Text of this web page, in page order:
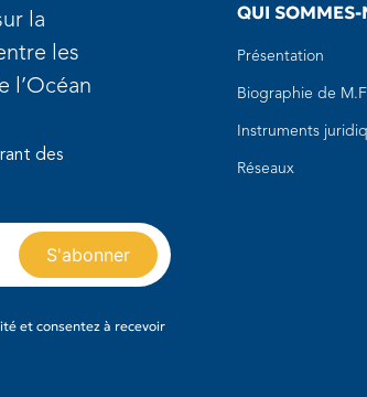
la
les
l’Océan
des
et consentez à recevoir
QUI SOMMES-
Présentation
Biographie de
Instruments
Réseaux